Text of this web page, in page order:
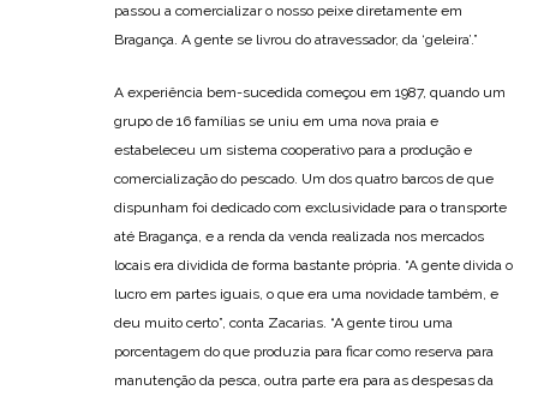
passou a comercializar o nosso peixe diretamente em
Bragança. A gente se livrou do atravessador, da ‘geleira’.”
A experiência bem-sucedida começou em 1987, quando um
grupo de 16 famílias se uniu em uma nova praia e
estabeleceu um sistema cooperativo para a produção e
comercialização do pescado. Um dos quatro barcos de que
dispunham foi dedicado com exclusividade para o transporte
até Bragança, e a renda da venda realizada nos mercados
locais era dividida de forma bastante própria. “A gente divida o
lucro em partes iguais, o que era uma novidade também, e
deu muito certo”, conta Zacarias. “A gente tirou uma
porcentagem do que produzia para ficar como reserva para
manutenção da pesca, outra parte era para as despesas da